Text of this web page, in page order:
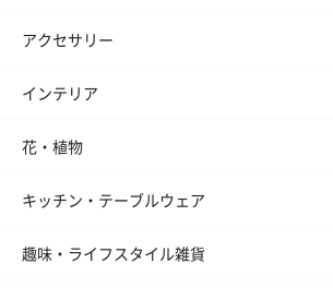
アクセサリー
インテリア
花・植物
キッチン・テーブルウェア
趣味・ライフスタイル雑貨